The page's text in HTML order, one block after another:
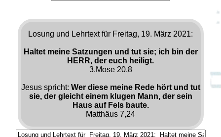
Losung und Lehrtext für Freitag, 19. März 2021:
Haltet meine Satzungen und tut sie; ich bin der
HERR, der euch heiligt.
3.Mose 20,8
Jesus spricht: Wer diese meine Rede hört und tut
sie, der gleicht einem klugen Mann, der sein
Haus auf Fels baute.
Matthäus 7,24